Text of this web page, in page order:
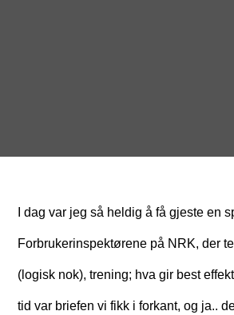
I dag var jeg så heldig å få gjeste en
Forbrukerinspektørene på NRK, der
(logisk nok), trening; hva gir best
tid var briefen vi fikk i forkant, og ja..